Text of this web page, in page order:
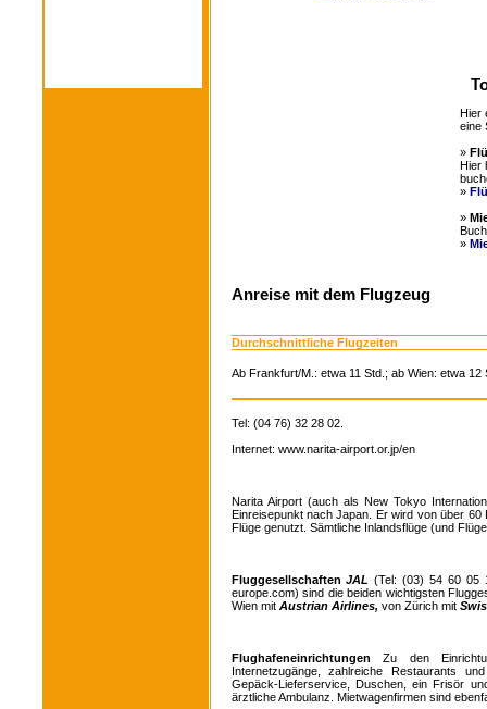
Hier
eine
»
Hier
»
»
»
Anreise mit dem Flugzeug
Durchschnittliche Flugzeiten
Ab Frankfurt/M.: etwa 11 Std.; ab Wien: etwa 12
Tel: (04 76) 32 28 02.
Internet: www.narita-airport.or.jp/en
Narita Airport (auch als New Tokyo
Einreisepunkt nach Japan. Er wird von über
Flüge genutzt. Sämtliche Inlandsflüge (und
Fluggesellschaften JAL(Tel: (03) 54 60 05
europe.com) sind die beiden wichtigsten
Wien mit Austrian Airlines, von Zürich mit
Flughafeneinrichtungen Zu den
Internetzugänge, zahlreiche Restaurants
Gepäck-Lieferservice, Duschen, ein Frisör
ärztliche Ambulanz. Mietwagenfirmen sind